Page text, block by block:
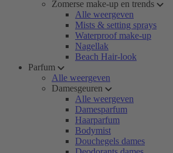
Zomerse make-up en trends
Alle weergeven
Mists & setting sprays
Waterproof make-up
Nagellak
Beach Hair-look
Parfum
Alle weergeven
Damesgeuren
Alle weergeven
Damesparfum
Haarparfum
Bodymist
Douchegels dames